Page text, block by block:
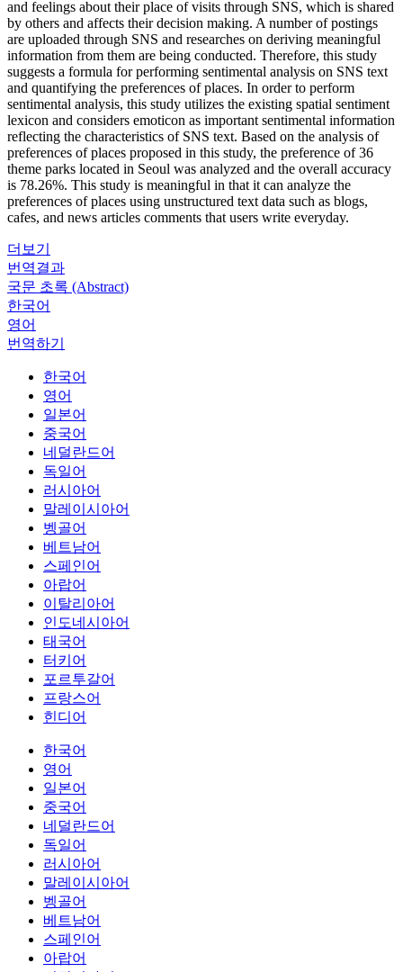
and feelings about their place of visits through SNS, which is shared
by others and affects their decision making. A number of postings
are uploaded through SNS and researches on deriving meaningful
information from them are being conducted. Therefore, this study
suggests a formula for performing sentimental analysis on SNS text
and quantifying the preferences of places. In order to perform
sentimental analysis, this study utilizes the existing spatial sentiment
lexicon and considers emoticon as important sentimental information
reflecting the characteristics of SNS text. Based on the analysis of
preferences of places proposed in this study, the preference of 36
theme parks located in Seoul was analyzed and the overall accuracy
is 78.26%. This study is meaningful in that it can analyze the
preferences of places using unstructured text data such as blogs,
cafes, and news articles comments that users write everyday.
더보기
번역결과
국문 초록 (Abstract)
한국어
영어
번역하기
한국어
영어
일본어
중국어
네덜란드어
독일어
러시아어
말레이시아어
벵골어
베트남어
스페인어
아랍어
이탈리아어
인도네시아어
태국어
터키어
포르투갈어
프랑스어
힌디어
한국어
영어
일본어
중국어
네덜란드어
독일어
러시아어
말레이시아어
벵골어
베트남어
스페인어
아랍어